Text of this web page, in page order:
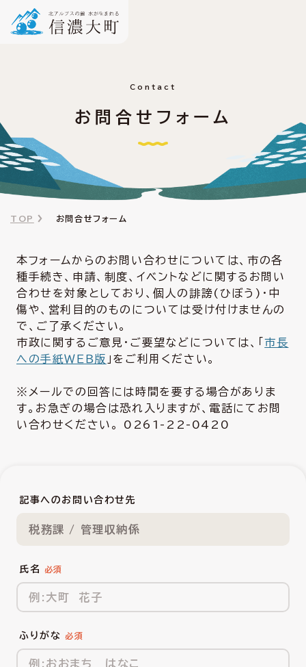
Contact
お問合せフォーム
TOP お問合せフォーム
本フォームからのお問い合わせについては、市の各
種手続き、申請、制度、イベントなどに関するお問い
合わせを対象としており、個人の誹謗(ひぼう)・中
傷や、営利目的のものについては受け付けませんの
で、ご了承ください。
市政に関するご意見・ご要望などについては、「市長
への手紙ＷＥＢ版 」をご利用ください。
※メールでの回答には時間を要する場合がありま
す。お急ぎの場合は恐れ入りますが、電話にてお問
い合わせください。 0261-22-0420
記事へのお問い合わせ先
税務課 / 管理収納係
氏名
ふりがな